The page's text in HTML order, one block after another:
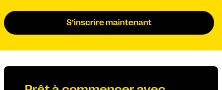
S’inscrire maintenant